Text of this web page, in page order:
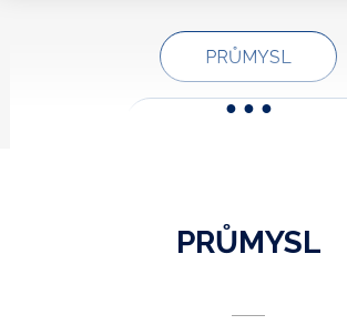
PRŮMYSL
VZDĚLÁVÁNÍ A KULTURA
STAVEBNICTVÍ
PRŮMYSL